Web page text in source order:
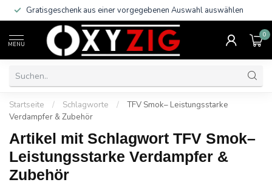
Gratisgeschenk aus einer vorgegebenen Auswahl auswählen
MENU
0
Startseite / Schlagworte /
TFV Smok– Leistungsstarke
Verdampfer & Zubehör
Artikel mit Schlagwort TFV Smok–
Leistungsstarke Verdampfer &
Zubehör